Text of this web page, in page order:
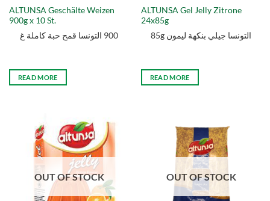
ALTUNSA Geschälte Weizen
900g x 10 St.
900 التونسا قمح حبة كاملة غ
READ MORE
ALTUNSA Gel Jelly Zitrone
24x85g
85g التونسا جيلي بنكهة ليمون
READ MORE
OUT OF STOCK OUT OF STOCK